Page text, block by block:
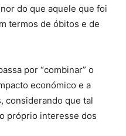
do que aquele que foi
termos de óbitos e de
por “combinar” o
económico e a
considerando que tal
próprio interesse dos